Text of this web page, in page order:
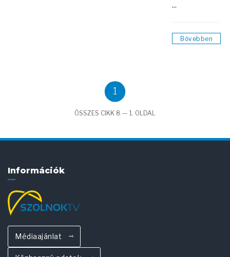
...
Bővebben
1
ÖSSZES CIKK 8 — 1. OLDAL
Információk
Médiaajánlat